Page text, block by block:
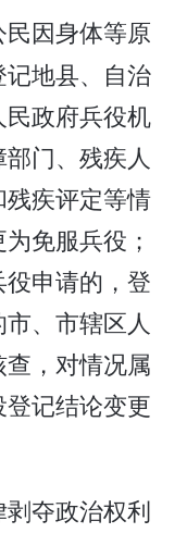
因身体等原
地县、自治
政府兵役机
门、残疾人
疾评定等情
免服兵役；
申请的，登
、市辖区人
，对情况属
记结论变更
夺政治权利